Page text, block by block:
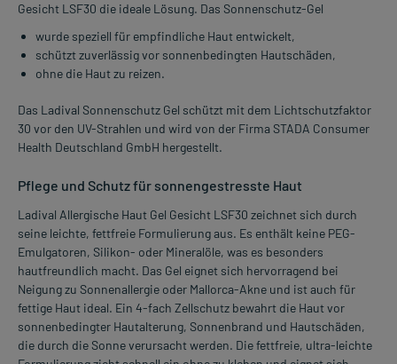
Gesicht LSF30 die ideale Lösung. Das Sonnenschutz-Gel
wurde speziell für empfindliche Haut entwickelt,
schützt zuverlässig vor sonnenbedingten Hautschäden,
ohne die Haut zu reizen.
Das Ladival Sonnenschutz Gel schützt mit dem Lichtschutzfaktor
30 vor den UV-Strahlen und wird von der Firma STADA Consumer
Health Deutschland GmbH hergestellt.
Pflege und Schutz für sonnengestresste Haut
Ladival Allergische Haut Gel Gesicht LSF30 zeichnet sich durch
seine leichte, fettfreie Formulierung aus. Es enthält keine PEG-
Emulgatoren, Silikon- oder Mineralöle, was es besonders
hautfreundlich macht. Das Gel eignet sich hervorragend bei
Neigung zu Sonnenallergie oder Mallorca-Akne und ist auch für
fettige Haut ideal. Ein 4-fach Zellschutz bewahrt die Haut vor
sonnenbedingter Hautalterung, Sonnenbrand und Hautschäden,
die durch die Sonne verursacht werden. Die fettfreie, ultra-leichte